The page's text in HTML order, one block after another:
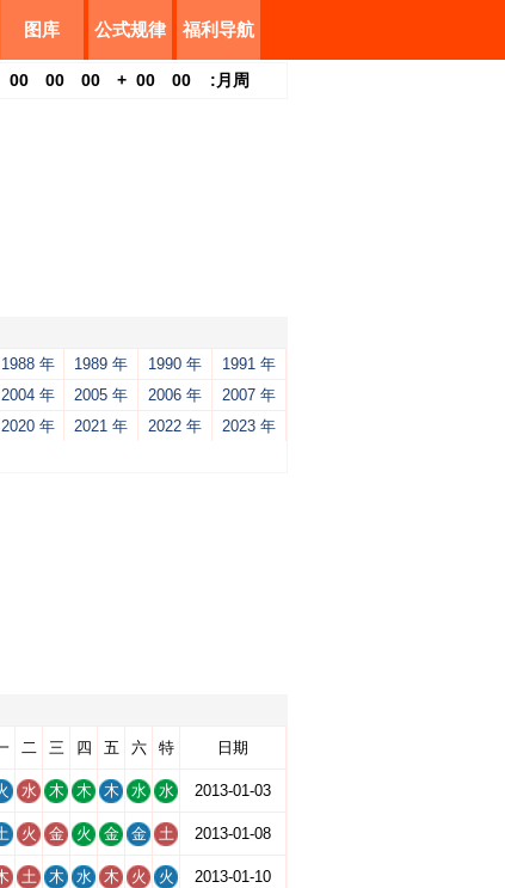
图库 公式规律 福利导航
00 00 00 + 00 00 : 月 周
1988 年 1989 年 1990 年
1991 年
2004 年 2005 年 2006 年
2007 年
2020 年 2021 年 2022 年
2023 年
二 三 四 五 六 特 日期
水 木 木 木 水 水 2013-01-03
火 金 火 金 金 土 2013-01-08
土 木 水 木 火 火 2013-01-10